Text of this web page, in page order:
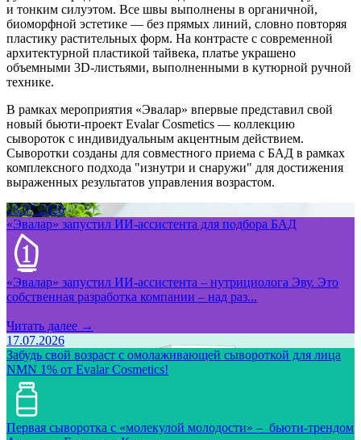
и тонким силуэтом. Все швы выполнены в органичной,
биоморфной эстетике — без прямых линий, словно повторяя
пластику растительных форм. На контрасте с современной
архитектурной пластикой тайвека, платье украшено
объемными 3D-листьями, выполненными в кутюрной ручной
технике.
В рамках мероприятия «Эвалар» впервые представил свой
новый бьюти-проект Evalar Cosmetics — коллекцию
сывороток с индивидуальным акцентным действием.
Сыворотки созданы для совместного приема с БАД в рамках
комплексного подхода "изнутри и снаружи" для достижения
выраженных результатов управления возрастом.
28.07.2026
«Эвалар» запустил ИИ-ассистента для подбора БАД
«Эвалар» запустил ИИ-ассистента – нутрициолога Эву. Это
собственная разработка компании – над раз...
Читать далее →
17.07.2026
Забудь свой возраст с омолаживающей сывороткой для лица
NMN 1% от Evalar Cosmetics!
Первая сыворотка с «молекулой молодости» – бьюти-трендом